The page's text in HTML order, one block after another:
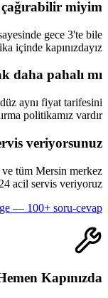
çağırabilir miyim?
gece 3'te bile
içinde kapınızdayız.
daha pahalı mı?
aynı fiyat tarifesini
politikamız vardır.
veriyorsunuz?
tüm Mersin merkez
acil servis veriyoruz.
— 100+ soru-cevap
Kapınızda